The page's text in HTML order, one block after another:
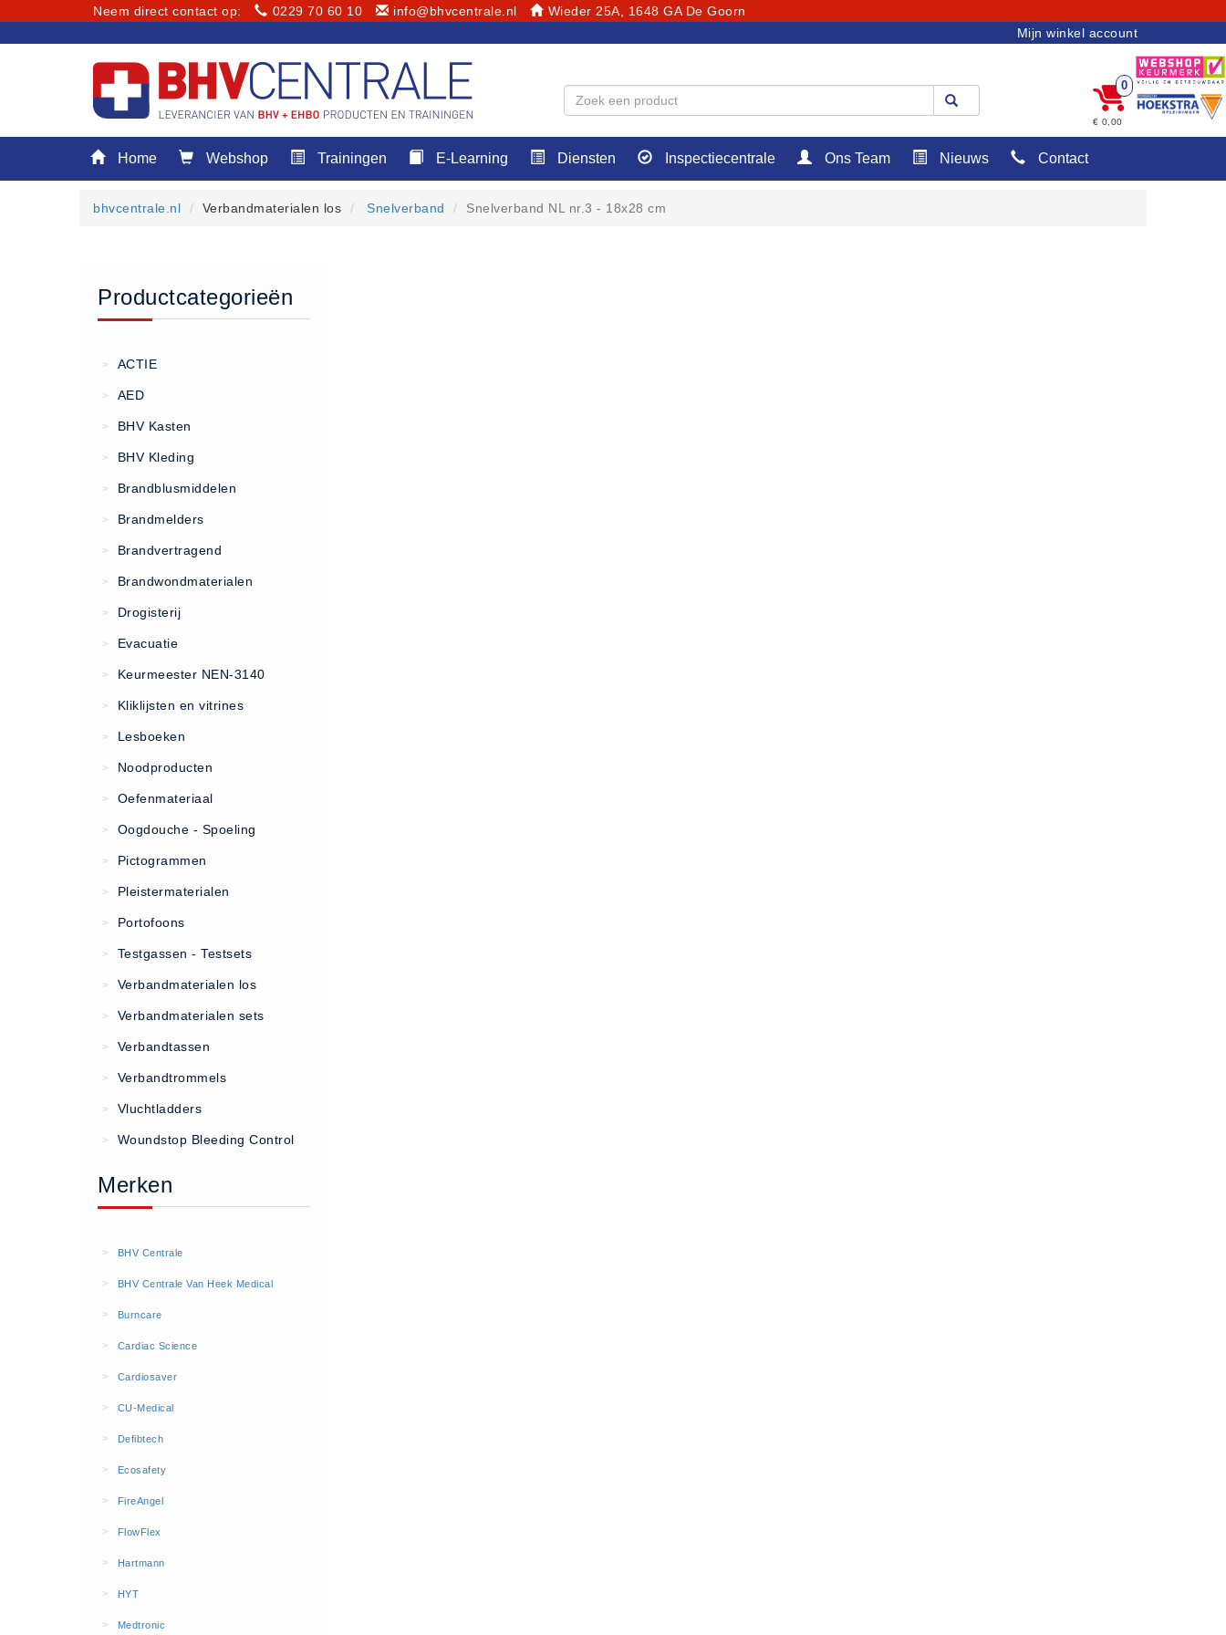
Neem direct contact op: 0229 70 60 10 info@bhvcentrale.nl Wieder 25A, 1648 GA De Goorn
Home
Keuringen
Bedrijfsnoodplannen
Inspectiecentrale
Ons Team
Nieuws
Contact
Algemene Voorwaarden
Vacatures
AED apparaten (11)
AED apparaten (11)
AED batterijen (12)
AED binnen - buiten kasten (11)
AED elektroden (18)
AED tassen (14)
BHV kasten (5)
BHV kasten (0)
Evacuatie - Zaklampen (0)
Kleding - Hesjes (0)
Brandblusmiddelen
Schuimblussers (6)
Brandmelders
CO melders (2)
Mijn winkel account
0
€ 0,00
Home Webshop Trainingen E-Learning Diensten Inspectiecentrale Ons Team Nieuws Contact
bhvcentrale.nl Verbandmaterialen los Snelverband Snelverband NL nr.3 - 18x28 cm
Productcategorieën
> ACTIE
> AED
> BHV Kasten
> BHV Kleding
> Brandblusmiddelen
> Brandmelders
> Brandvertragend
> Brandwondmaterialen
> Drogisterij
> Evacuatie
> Keurmeester NEN-3140
> Kliklijsten en vitrines
> Lesboeken
> Noodproducten
> Oefenmateriaal
> Oogdouche - Spoeling
> Pictogrammen
> Pleistermaterialen
> Portofoons
> Testgassen - Testsets
> Verbandmaterialen los
> Verbandmaterialen sets
> Verbandtassen
> Verbandtrommels
> Vluchtladders
> Woundstop Bleeding Control
Merken
> BHV Centrale
> BHV Centrale Van Heek Medical
> Burncare
> Cardiac Science
> Cardiosaver
> CU-Medical
> Defibtech
> Ecosafety
> FireAngel
> FlowFlex
> Hartmann
> HYT
> Medtronic